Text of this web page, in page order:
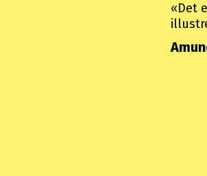
«Det